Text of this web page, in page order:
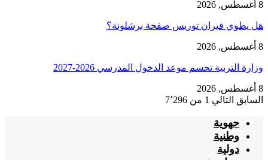
8 أغسطس, 2026
هل يطوي فيران توريس صفحة برشلونة؟
8 أغسطس, 2026
وزارة التربية تحسم موعد الدخول المدرسي 2026-2027
8 أغسطس, 2026
السابق التالي 1 من 7٬296
جهوية
وطنية
دولية